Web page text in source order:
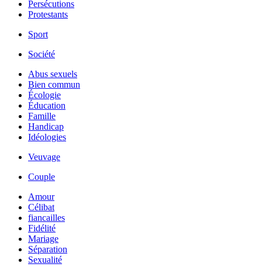
Persécutions
Protestants
Sport
Société
Abus sexuels
Bien commun
Écologie
Éducation
Famille
Handicap
Idéologies
Veuvage
Couple
Amour
Célibat
fiancailles
Fidélité
Mariage
Séparation
Sexualité